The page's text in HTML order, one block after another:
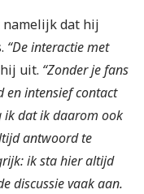
namelijk dat hij
“De interactie met
uit. “Zonder je fans
en intensief contact
ik dat ik daarom ook
antwoord te
ik sta hier altijd
discussie vaak aan.